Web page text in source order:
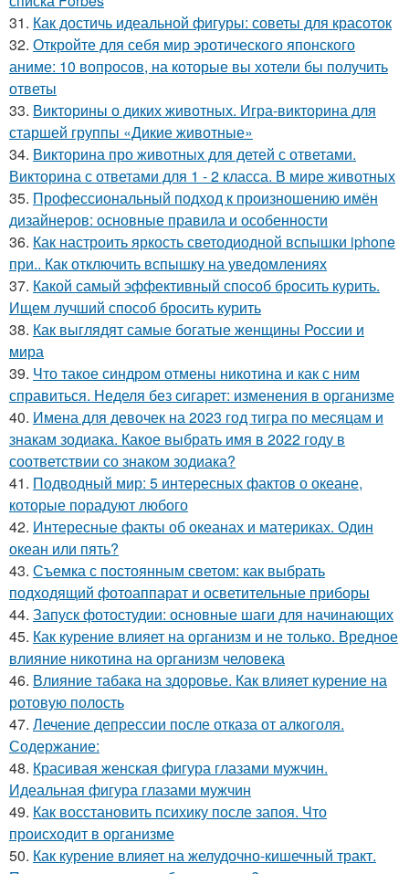
31. Как достичь идеальной фигуры: советы для красоток
32. Откройте для себя мир эротического японского
аниме: 10 вопросов, на которые вы хотели бы получить
ответы
33. Викторины о диких животных. Игра-викторина для
старшей группы «Дикие животные»
34. Викторина про животных для детей с ответами.
Викторина с ответами для 1 - 2 класса. В мире животных
35. Профессиональный подход к произношению имён
дизайнеров: основные правила и особенности
36. Как настроить яркость светодиодной вспышки iphone
при.. Как отключить вспышку на уведомлениях
37. Какой самый эффективный способ бросить курить.
Ищем лучший способ бросить курить
38. Как выглядят самые богатые женщины России и
мира
39. Что такое синдром отмены никотина и как с ним
справиться. Неделя без сигарет: изменения в организме
40. Имена для девочек на 2023 год тигра по месяцам и
знакам зодиака. Какое выбрать имя в 2022 году в
соответствии со знаком зодиака?
41. Подводный мир: 5 интересных фактов о океане,
которые порадуют любого
42. Интересные факты об океанах и материках. Один
океан или пять?
43. Съемка с постоянным светом: как выбрать
подходящий фотоаппарат и осветительные приборы
44. Запуск фотостудии: основные шаги для начинающих
45. Как курение влияет на организм и не только. Вредное
влияние никотина на организм человека
46. Влияние табака на здоровье. Как влияет курение на
ротовую полость
47. Лечение депрессии после отказа от алкоголя.
Содержание:
48. Красивая женская фигура глазами мужчин.
Идеальная фигура глазами мужчин
49. Как восстановить психику после запоя. Что
происходит в организме
50. Как курение влияет на желудочно-кишечный тракт.